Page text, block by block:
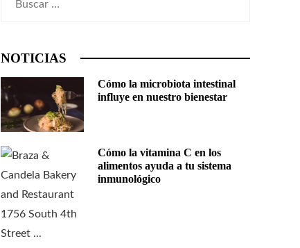
NOTICIAS
Cómo la microbiota intestinal
influye en nuestro bienestar
Cómo la vitamina C en los
alimentos ayuda a tu sistema
inmunológico